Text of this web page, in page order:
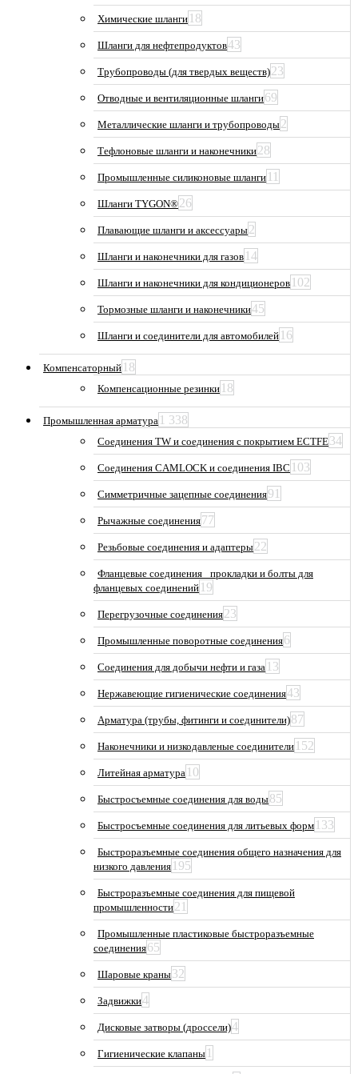
Химические шланги 18
Шланги для нефтепродуктов43
Трубопроводы (для твердых веществ)23
Отводные и вентиляционные шланги69
Металлические шланги и трубопроводы2
Тефлоновые шланги и наконечники28
Промышленные силиконовые шланги 11
Шланги TYGON®26
Плавающие шланги и аксессуары2
Шланги и наконечники для газов 14
Шланги и наконечники для кондиционеров 102
Тормозные шланги и наконечники45
Шланги и соединители для автомобилей 16
Компенсаторный 18
Компенсационные резинки 18
Промышленная арматура 1 338
Соединения TW и соединения с покрытием ECTFE34
Соединения CAMLOCK и соединения IBC 103
Симметричные зацепные соединения91
Рычажные соединения77
Резьбовые соединения и адаптеры22
Фланцевые соединения_ прокладки и болты для
фланцевых соединений 19
Перегрузочные соединения23
Промышленные поворотные соединения6
Соединения для добычи нефти и газа 13
Нержавеющие гигиенические соединения43
Арматура (трубы, фитинги и соединители)87
Наконечники и низкодавленые соединители 152
Литейная арматура 10
Быстросъемные соединения для воды85
Быстросъемные соединения для литьевых форм 133
Быстроразъемные соединения общего назначения для
низкого давления 195
Быстроразъемные соединения для пищевой
промышленности21
Промышленные пластиковые быстроразъемные
соединения65
Шаровые краны32
Задвижки4
Дисковые затворы (дроссели)4
Гигиенические клапаны 1